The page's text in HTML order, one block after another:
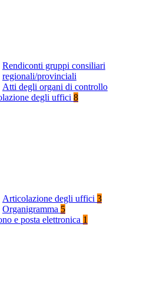
Rendiconti gruppi consiliari
regionali/provinciali
Atti degli organi di controllo
degli uffici 8
Articolazione degli uffici 3
Organigramma 5
e posta elettronica 1